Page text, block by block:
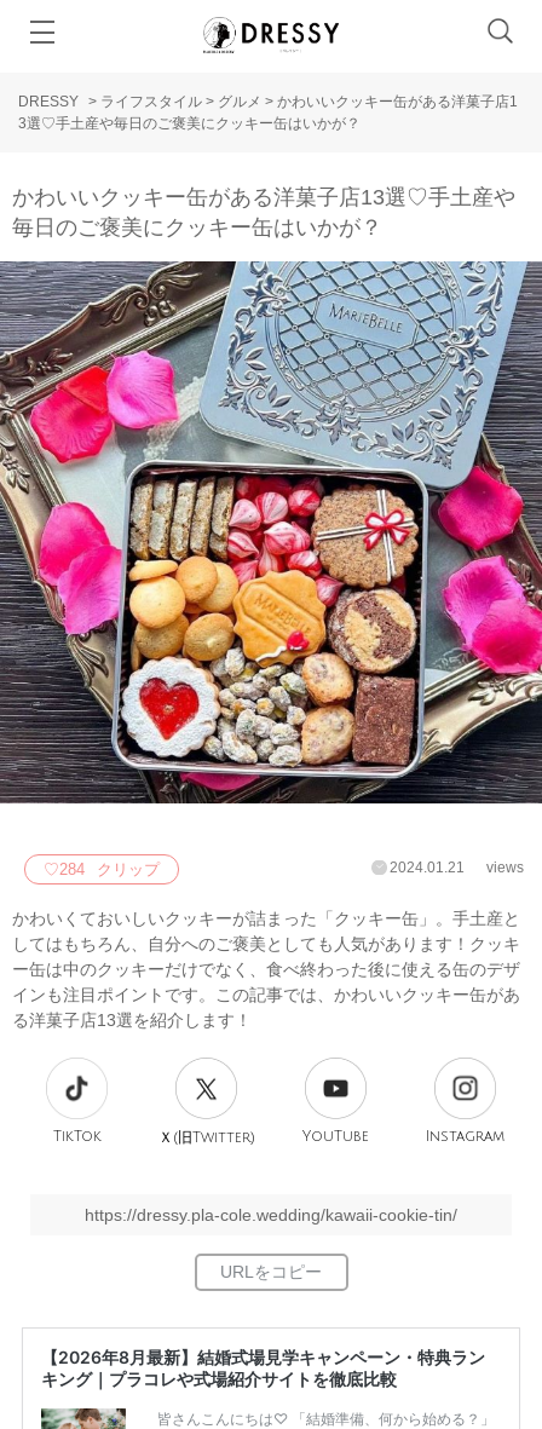
DRESSY > ライフスタイル > グルメ > かわいいクッキー缶がある洋菓子店1
3選♡手土産や毎日のご褒美にクッキー缶はいかが？
かわいいクッキー缶がある洋菓子店13選♡手土産や
毎日のご褒美にクッキー缶はいかが？
♡284 クリップ 2024.01.21 views
かわいくておいしいクッキーが詰まった「クッキー缶」。手土産と
してはもちろん、自分へのご褒美としても人気があります！クッキ
ー缶は中のクッキーだけでなく、食べ終わった後に使える缶のデザ
インも注目ポイントです。この記事では、かわいいクッキー缶があ
る洋菓子店13選を紹介します！
TikTok Ｘ(旧Twitter) YouTube Instagram
https://dressy.pla-cole.wedding/kawaii-cookie-tin/
【2026年8月最新】結婚式場見学キャンペーン・特典ラン
キング｜プラコレや式場紹介サイトを徹底比較
皆さんこんにちは♡ 「結婚準備、何から始める？」